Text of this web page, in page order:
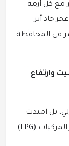
مع كل أزمة
حاد أثر
في المحافظة
وارتفاع
بل امتدت
لتضرب قطاع النقل والمواصلات إثر شح غاز المركبات (LPG).